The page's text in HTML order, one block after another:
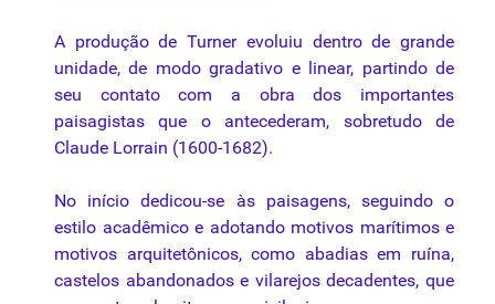
A produção de Turner evoluiu dentro de grande
unidade, de modo gradativo e linear, partindo de
seu contato com a obra dos importantes
paisagistas que o antecederam, sobretudo de
Claude Lorrain (1600-1682).
No início dedicou-se às paisagens, seguindo o
estilo acadêmico e adotando motivos marítimos e
motivos arquitetônicos, como abadias em ruína,
castelos abandonados e vilarejos decadentes, que